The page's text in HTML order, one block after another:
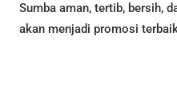
Sumba aman, tertib, bersih,
akan menjadi promosi